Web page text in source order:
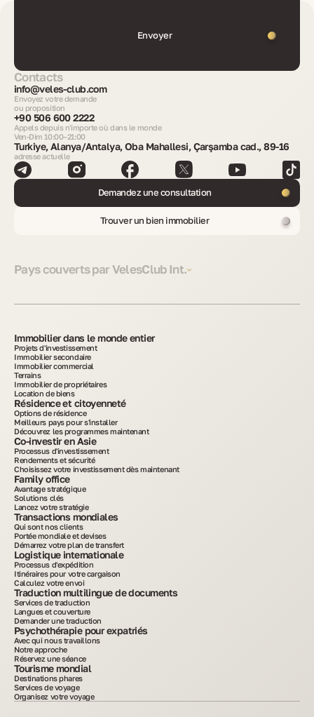
Envoyer
Contacts
info@veles-club.com
Envoyez votre demande
ou proposition
+90 506 600 2222
Appels depuis n'importe où dans le monde
Ven-Dim 10:00–21:00
Turkiye, Alanya/Antalya, Oba Mahallesi, Çarşamba cad., 89-16
adresse actuelle
Demandez une consultation
Trouver un bien immobilier
Pays couverts par VelesClub Int.
Immobilier dans le monde entier
Projets d'investissement
Immobilier secondaire
Immobilier commercial
Terrains
Immobilier de propriétaires
Location de biens
Résidence et citoyenneté
Options de résidence
Meilleurs pays pour s'installer
Découvrez les programmes maintenant
Co-investir en Asie
Processus d'investissement
Rendements et sécurité
Choisissez votre investissement dès maintenant
Family office
Avantage stratégique
Solutions clés
Lancez votre stratégie
Transactions mondiales
Qui sont nos clients
Portée mondiale et devises
Démarrez votre plan de transfert
Logistique internationale
Processus d'expédition
Itinéraires pour votre cargaison
Calculez votre envoi
Traduction multilingue de documents
Services de traduction
Langues et couverture
Demander une traduction
Psychothérapie pour expatriés
Avec qui nous travaillons
Notre approche
Réservez une séance
Tourisme mondial
Destinations phares
Services de voyage
Organisez votre voyage